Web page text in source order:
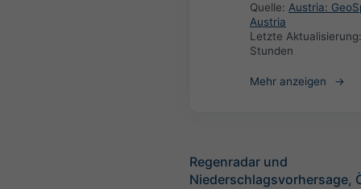
Quelle: Austria:
Austria
Letzte
Stunden
Mehr anzeigen
Regenradar und
Niederschlagsvorhersage,